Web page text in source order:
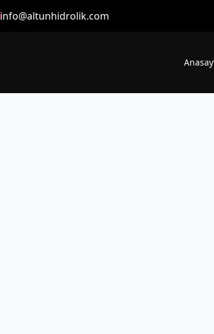
info@altunhidrolik.com